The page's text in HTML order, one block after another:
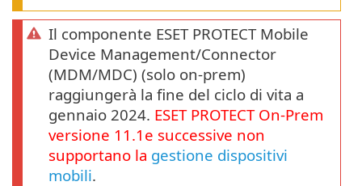
Il componente ESET PROTECT Mobile
Device Management/Connector
(MDM/MDC) (solo on-prem)
raggiungerà la fine del ciclo di vita a
gennaio 2024. ESET PROTECT On-Prem
versione 11.1 e successive non
supportano la gestione dispositivi
mobili.